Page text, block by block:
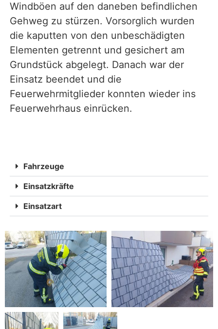
Windböen auf den daneben befindlichen
Gehweg zu stürzen. Vorsorglich wurden
die kaputten von den unbeschädigten
Elementen getrennt und gesichert am
Grundstück abgelegt. Danach war der
Einsatz beendet und die
Feuerwehrmitglieder konnten wieder ins
Feuerwehrhaus einrücken.​
Fahrzeuge
Einsatzkräfte
Einsatzart